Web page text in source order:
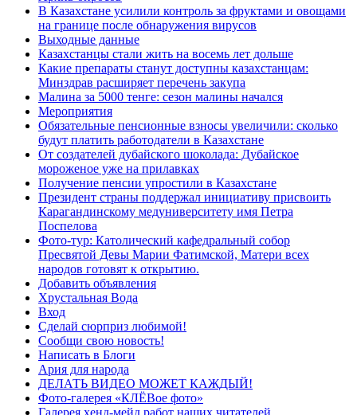
В Казахстане усилили контроль за фруктами и овощами
на границе после обнаружения вирусов
Выходные данные
Казахстанцы стали жить на восемь лет дольше
Какие препараты станут доступны казахстанцам:
Минздрав расширяет перечень закупа
Малина за 5000 тенге: сезон малины начался
Мероприятия
Обязательные пенсионные взносы увеличили: сколько
будут платить работодатели в Казахстане
От создателей дубайского шоколада: Дубайское
мороженое уже на прилавках
Получение пенсии упростили в Казахстане
Президент страны поддержал инициативу присвоить
Карагандинскому медуниверситету имя Петра
Поспелова
Фото-тур: Католический кафедральный собор
Пресвятой Девы Марии Фатимской, Матери всех
народов готовят к открытию.
Добавить объявления
Хрустальная Вода
Вход
Сделай сюрприз любимой!
Сообщи свою новость!
Написать в Блоги
Ария для народа
ДЕЛАТЬ ВИДЕО МОЖЕТ КАЖДЫЙ!
Фото-галерея «КЛЁВое фото»
Галерея хенд-мейд работ наших читателей